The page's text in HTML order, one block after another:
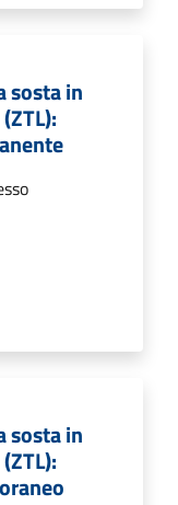
sosta in
sosta in